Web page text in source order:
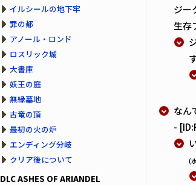
ジー
生存
なん
-
(
イルシールの地下牢
罪の都
アノール・ロンド
ロスリック城
大書庫
妖王の庭
無縁墓地
古竜の頂
最初の火の炉
エンディング分岐
クリア後について
DLC ASHES OF ARIANDEL